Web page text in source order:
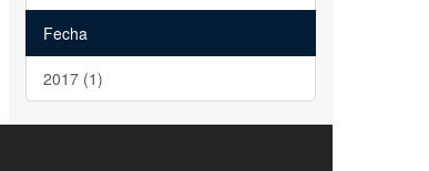
Fecha
2017 (1)